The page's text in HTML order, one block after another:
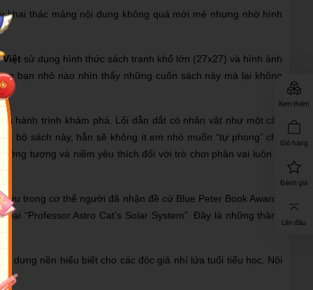
Xem thêm
Giỏ hàng
Đánh giá
Lên đầu
thác mảng nội dung không quá mới mẻ nhưng nhờ hình
Việt sử dụng hình thức sách tranh khổ lớn (27x27) và hình ảnh
bạn nhỏ nào nhìn thấy những cuốn sách này mà lại không
hành trình khám phá. Lối dẫn dắt có nhân vật như một câu
bộ sách này, hẳn sẽ không ít em nhỏ muốn “tự phong” cho
tượng và niềm yêu thích đối với trò chơi phân vai luôn là
trong cơ thể người đã nhận đề cử Blue Peter Book Awards
“Professor Astro Cat’s Solar System”. Đây là những thành
dựng nền hiểu biết cho các độc giả nhí lứa tuổi tiểu học. Nội